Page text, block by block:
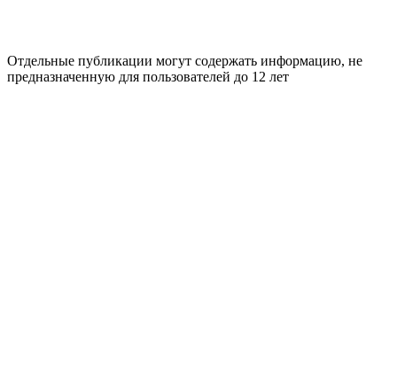
Отдельные публикации могут содержать информацию, не
предназначенную для пользователей до 12 лет